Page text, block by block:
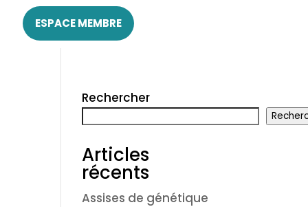
ESPACE MEMBRE
Rechercher
Articles
récents
Assises de génétique